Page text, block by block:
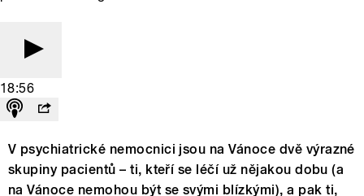
18:56
V psychiatrické nemocnici jsou na Vánoce dvě výrazné
skupiny pacientů – ti, kteří se léčí už nějakou dobu (a
na Vánoce nemohou být se svými blízkými), a pak ti,